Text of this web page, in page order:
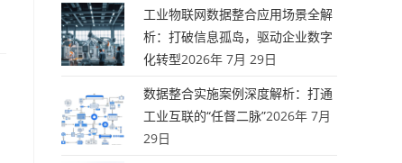
工业物联网数据整合应用场景全解
析：打破信息孤岛，驱动企业数字
化转型2026年 7月 29日
数据整合实施案例深度解析：打通
工业互联的“任督二脉”2026年 7月
29日